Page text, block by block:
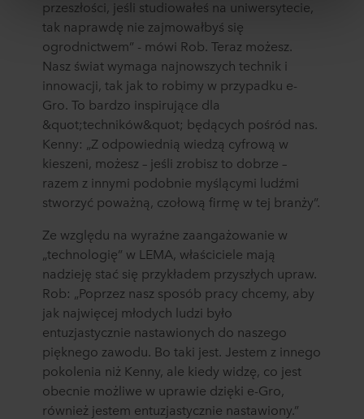
zebrali w ramach korzystania z ich usług. Partner może
mieć siedzibę w niezabezpieczonych krajach trzecich,
między innymi w Stanach Zjednoczonych, a akceptując
pliki cookie przyjmujesz do wiadomości takie przesyłanie
danych oraz fakt, że poziom ochrony w kraju trzecim
może nie być taki sam jak w UE/EOG.
Poniżej można znaleźć więcej informacji na temat celów
gromadzenia informacji, ogólne opisy gromadzonych
informacji, kto ustanawia poszczególne pliki cookie, linki
do polityki prywatności naszych potencjalnych partnerów
oraz czas przechowywania każdego pliku cookie na
urządzeniach końcowych. To Ty decydujesz, w jakich
celach nasze witryny internetowe mogą wykorzystywać
pliki cookie, a tym samym przetwarzać informacje o
Tobie za pośrednictwem plików cookie.
W dowolnej chwili możesz wycofać swoją zgodę w
deklaracji dotyczącej plików cookie w naszej witrynie.
Więcej informacji na temat korzystania przez nas z
plików cookie można znaleźć w rozdziale „Informacje”,
zaś na temat przetwarzania przez nas danych
osobowych wPolityce prywatności , gdzie określono
przeszłości, jeśli studiowałeś na uniwersytecie,
tak naprawdę nie zajmowałbyś się
ogrodnictwem” - mówi Rob. Teraz możesz.
Nasz świat wymaga najnowszych technik i
innowacji, tak jak to robimy w przypadku e-
Gro. To bardzo inspirujące dla
&quot;techników&quot; będących pośród nas.
Kenny: „Z odpowiednią wiedzą cyfrową w
kieszeni, możesz – jeśli zrobisz to dobrze –
razem z innymi podobnie myślącymi ludźmi
stworzyć poważną, czołową firmę w tej branży”.
Ze względu na wyraźne zaangażowanie w
„technologię” w LEMA, właściciele mają
nadzieję stać się przykładem przyszłych upraw.
Rob: „Poprzez nasz sposób pracy chcemy, aby
jak najwięcej młodych ludzi było
entuzjastycznie nastawionych do naszego
pięknego zawodu. Bo taki jest. Jestem z innego
pokolenia niż Kenny, ale kiedy widzę, co jest
obecnie możliwe w uprawie dzięki e-Gro,
również jestem entuzjastycznie nastawiony.”